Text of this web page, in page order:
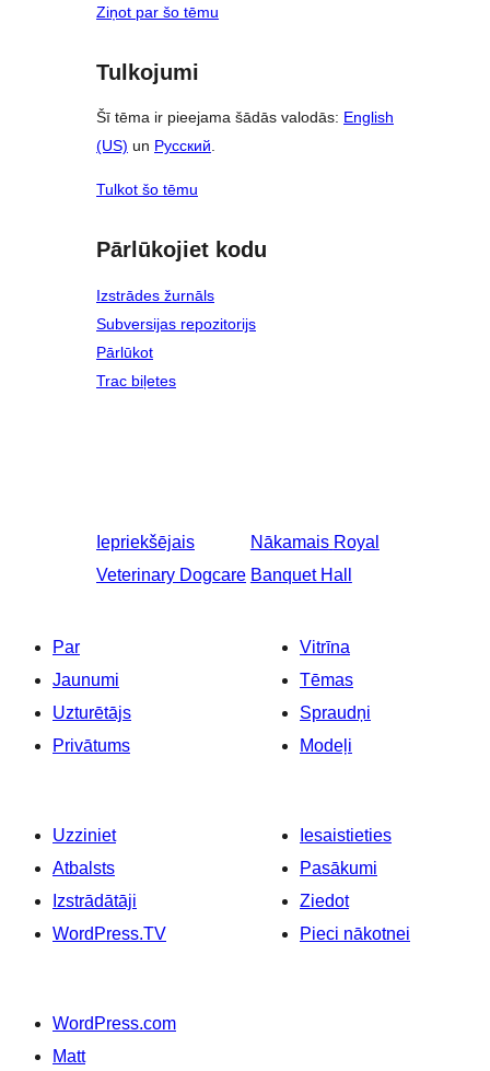
Ziņot par šo tēmu
Tulkojumi
Šī tēma ir pieejama šādās valodās: English
(US) un Русский.
Tulkot šo tēmu
Pārlūkojiet kodu
Izstrādes žurnāls
Subversijas repozitorijs
Pārlūkot
Trac biļetes
Iepriekšējais
Veterinary Dogcare
Nākamais Royal
Banquet Hall
Par
Jaunumi
Uzturētājs
Privātums
Vitrīna
Tēmas
Spraudņi
Modeļi
Uzziniet
Atbalsts
Izstrādātāji
WordPress.TV
Iesaistieties
Pasākumi
Ziedot
Pieci nākotnei
WordPress.com
Matt